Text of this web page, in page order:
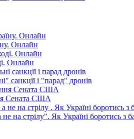
Онлайн
Онлайн
санкції і "парад" дронів
Сената США
на стрілу". Як Україні боротись з